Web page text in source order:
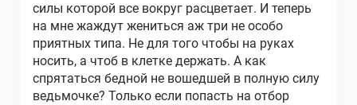
силы которой все вокруг расцветает. И теперь
на мне жаждут жениться аж три не особо
приятных типа. Не для того чтобы на руках
носить, а чтоб в клетке держать. А как
спрятаться бедной не вошедшей в полную силу
ведьмочке? Только если попасть на отбор